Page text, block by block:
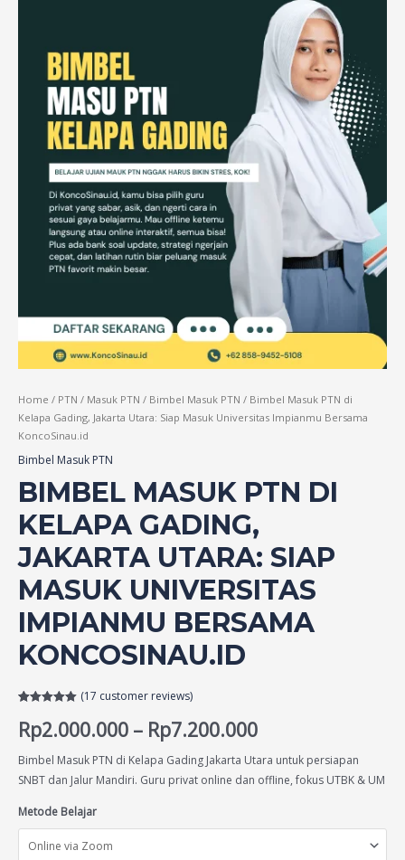
Home / PTN / Masuk PTN / Bimbel Masuk PTN / Bimbel Masuk PTN di
Kelapa Gading, Jakarta Utara: Siap Masuk Universitas Impianmu Bersama
KoncoSinau.id
Bimbel Masuk PTN
BIMBEL MASUK PTN DI
KELAPA GADING,
JAKARTA UTARA: SIAP
MASUK UNIVERSITAS
IMPIANMU BERSAMA
KONCOSINAU.ID
out of 5
based on
customer
ratings
(17 customer reviews)
Rp2.000.000 – Rp7.200.000
Bimbel Masuk PTN di Kelapa Gading Jakarta Utara untuk persiapan
SNBT dan Jalur Mandiri. Guru privat online dan offline, fokus UTBK & UM
Metode Belajar